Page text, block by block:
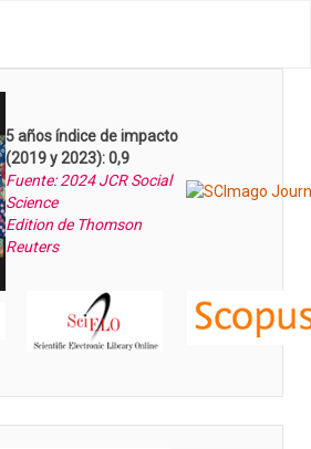
5 años índice de impacto
(2019 y 2023): 0,9
Fuente: 2024 JCR Social
Science
Edition de Thomson
Reuters